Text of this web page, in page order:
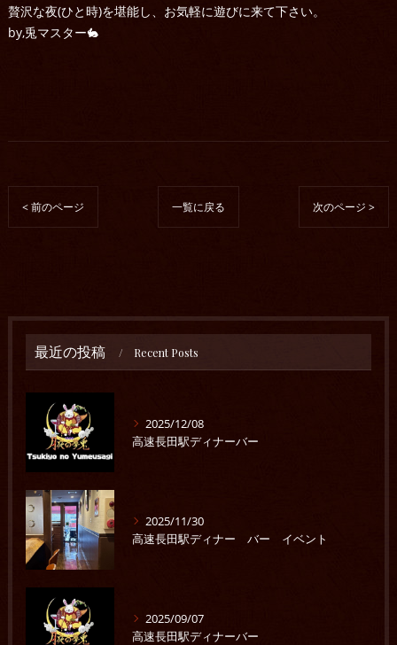
贅沢な夜(ひと時)を堪能し、お気軽に遊びに来て下さい。
by,兎マスター🐇
< 前のページ 一覧に戻る 次のページ >
最近の投稿 Recent Posts
2025/12/08
高速長田駅ディナーバー
2025/11/30
高速長田駅ディナー バー イベント
2025/09/07
高速長田駅ディナーバー